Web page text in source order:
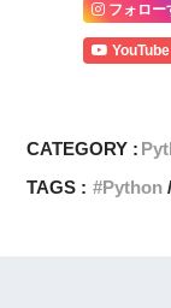
フォロー
YouTube
CATEGORY :
TAGS :
Python